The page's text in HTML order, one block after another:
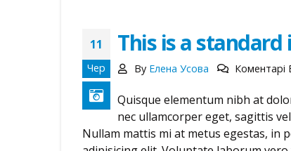
11
Чер
This is a
By Елена Усова Коментарі
Quisque elementum nibh at
nec ullamcorper eget, sagittis
Nullam mattis mi at metus egestas, in